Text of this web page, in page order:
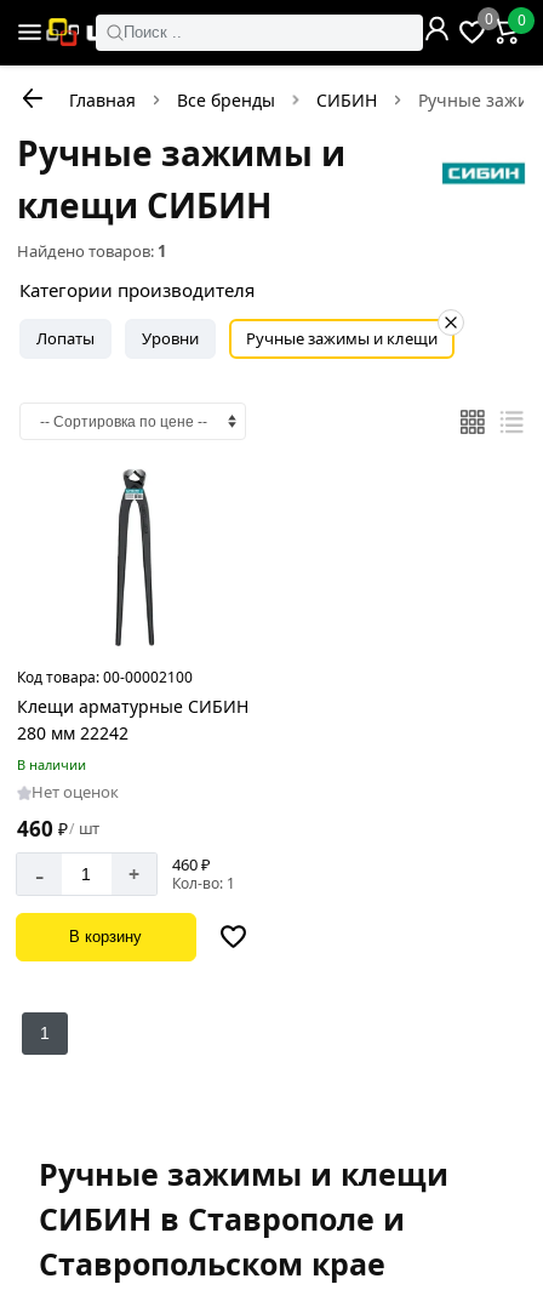
Поиск ..
0 0
Главная Все бренды СИБИН Ручные
Ручные зажимы и
клещи СИБИН
Найдено товаров: 1
Категории производителя
Лопаты Уровни Ручные зажимы и клещи
Код товара:00-00002100
Клещи арматурные СИБИН
280 мм 22242
В наличии
Нет оценок
460 ₽/ шт
- + 460 ₽
Кол-во: 1
В корзину
1
Ручные зажимы и клещи
СИБИН в Ставрополе и
Ставропольском крае